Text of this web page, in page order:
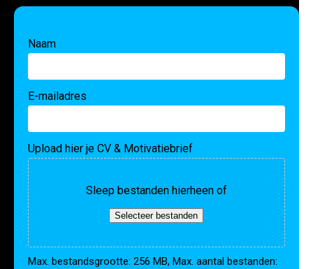
Naam
E-mailadres
Upload hier je CV & Motivatiebrief
Sleep bestanden hierheen of
Selecteer bestanden
Max. bestandsgrootte: 256 MB, Max. aantal bestanden: